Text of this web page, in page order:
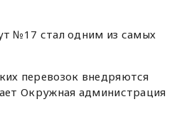
№17 стал одним из самых
перевозок внедряются
Окружная администрация